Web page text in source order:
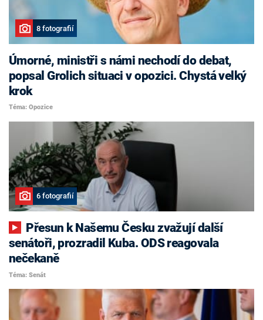
8 fotografií
Úmorné, ministři s námi nechodí do debat,
popsal Grolich situaci v opozici. Chystá velký
krok
Téma: Opozice
6 fotografií
senátoři, prozradil Kuba. ODS reagovala
nečekaně
Téma: Senát